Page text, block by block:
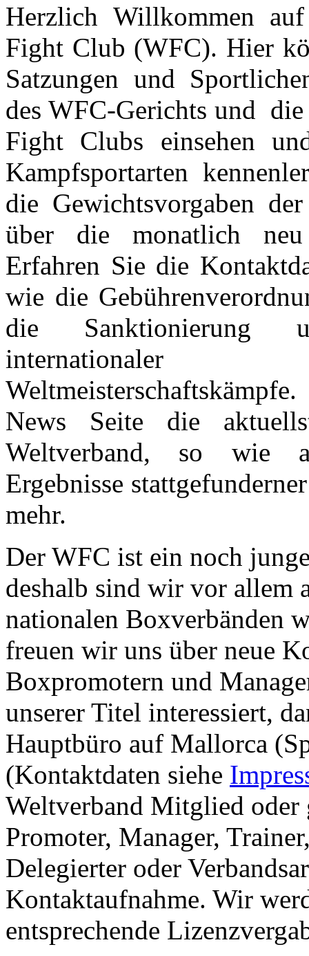
Herzlich Willkommen
Fight Club (WFC). Hier
Satzungen und
des WFC-Gerichts und
Fight Clubs einsehen
Kampfsportarten
die Gewichtsvorgaben
über die monatlich
Erfahren Sie die
wie die
die Sanktionierung
internationaler
News Seite die
Weltverband, so wie
Ergebnisse
mehr.
Der WFC ist ein noch
deshalb sind wir vor allem
nationalen Boxverbänden
freuen wir uns über neue
Boxpromotern und
unserer Titel interessiert,
Hauptbüro auf Mallorca
(Kontaktdaten siehe
Weltverband Mitglied
Promoter, Manager,
Delegierter oder
Kontaktaufnahme. Wir
entsprechende